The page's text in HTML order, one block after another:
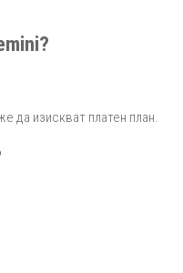
да изискват платен план.